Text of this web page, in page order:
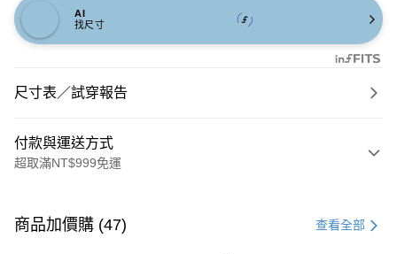
AI
找尺寸
尺寸表／試穿報告
付款與運送方式
超取滿NT$999免運
信用卡一次付款
商品加價購 (47) 查看全部